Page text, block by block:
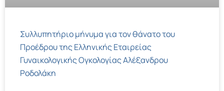
Συλλυπητήριο μήνυμα για τον θάνατο του
Προέδρου της Ελληνικής Εταιρείας
Γυναικολογικής Ογκολογίας Αλέξανδρου
Ροδολάκη